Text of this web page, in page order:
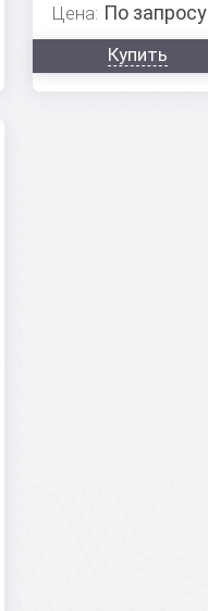
Цена: По запросу
Купить